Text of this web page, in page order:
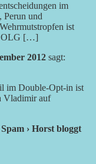
im
Perun und
ist
OLG […]
2012 sagt:
im Double-Opt-in ist
Vladimir auf
› Horst bloggt